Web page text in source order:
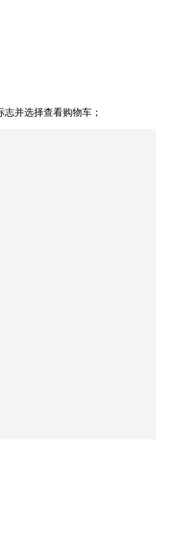
并选择查看购物车；